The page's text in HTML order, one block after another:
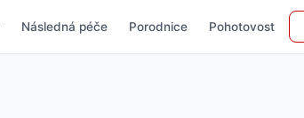
Následná péče Porodnice Pohotovost